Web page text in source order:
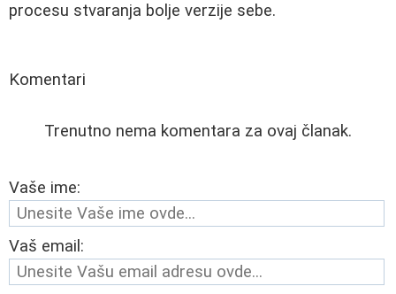
procesu stvaranja bolje verzije sebe.
Komentari
Trenutno nema komentara za ovaj članak.
Vaše ime:
Vaš email: